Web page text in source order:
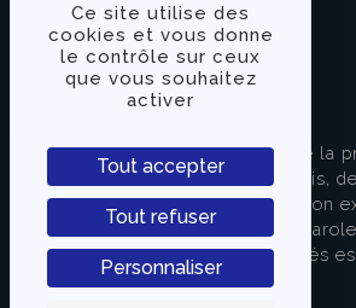
Ce site utilise des
cookies et vous donne
le contrôle sur ceux
que vous souhaitez
activer
Tout accepter
Tout refuser
Personnaliser
TVLibertés représente la
indépendante des partis,
apporter une information
s’attache à donner la
européenne. TVLibertés